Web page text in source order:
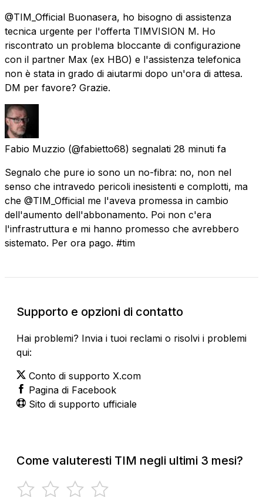
@TIM_Official Buonasera, ho bisogno di assistenza
tecnica urgente per l'offerta TIMVISION M. Ho
riscontrato un problema bloccante di configurazione
con il partner Max (ex HBO) e l'assistenza telefonica
non è stata in grado di aiutarmi dopo un'ora di attesa.
DM per favore? Grazie.
Fabio Muzzio (@fabietto68) segnalati 28 minuti fa
Segnalo che pure io sono un no-fibra: no, non nel
senso che intravedo pericoli inesistenti e complotti, ma
che @TIM_Official me l'aveva promessa in cambio
dell'aumento dell'abbonamento. Poi non c'era
l'infrastruttura e mi hanno promesso che avrebbero
sistemato. Per ora pago. #tim
Supporto e opzioni di contatto
Hai problemi? Invia i tuoi reclami o risolvi i problemi
qui:
Conto di supporto X.com
Pagina di Facebook
Sito di supporto ufficiale
Come valuteresti TIM negli ultimi 3 mesi?